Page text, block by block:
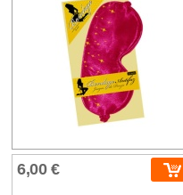
6,00 €